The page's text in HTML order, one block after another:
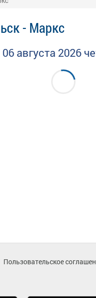
- Маркс
06 августа 2026
Пользовательское